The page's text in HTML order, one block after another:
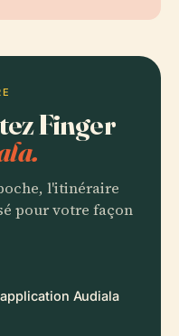
Finger
l'itinéraire
pour votre façon
Audiala